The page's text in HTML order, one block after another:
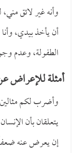
وأنه غير لائق
أن يأخذ بيدي،
الطفولة، وعدم
أمثلة للإعراض
وأضرب لكم
يتعلقان بأن
إن يعرض عنه